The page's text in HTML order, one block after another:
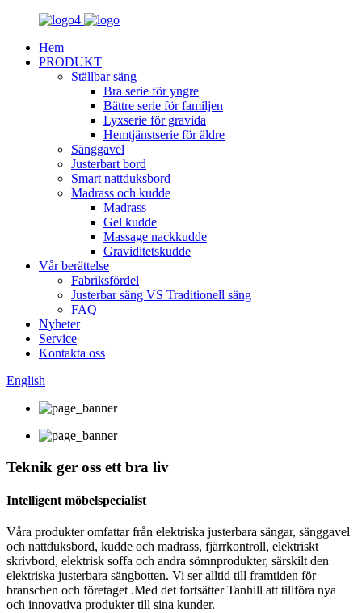
Hem
PRODUKT
Ställbar säng
Bra serie för yngre
Bättre serie för familjen
Lyxserie för gravida
Hemtjänstserie för äldre
Sänggavel
Justerbart bord
Smart nattduksbord
Madrass och kudde
Madrass
Gel kudde
Massage nackkudde
Graviditetskudde
Vår berättelse
Fabriksfördel
Justerbar säng VS Traditionell säng
FAQ
Nyheter
Service
Kontakta oss
English
Teknik ger oss ett bra liv
Intelligent möbelspecialist
Våra produkter omfattar från elektriska justerbara sängar, sänggavel
och nattduksbord, kudde och madrass, fjärrkontroll, elektriskt
skrivbord, elektrisk soffa och andra sömnprodukter, särskilt den
elektriska justerbara sängbotten. Vi ser alltid till framtiden för
branschen och företaget .Med det fortsätter Tanhill att tillföra nya
och innovativa produkter till sina kunder.